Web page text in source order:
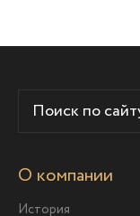
О компании
История